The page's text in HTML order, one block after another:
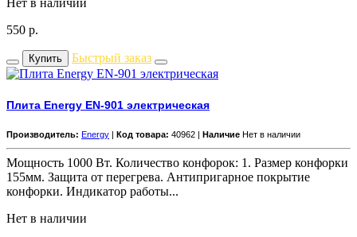
Нет в наличии
550 р.
Купить Быстрый заказ
Плита Energy EN-901 электрическая
Производитель: Energy | Код товара: 40962 | Наличие Нет в наличии
Мощность 1000 Вт. Количество конфорок: 1. Размер конфорки
155мм. Защита от перегрева. Антипригарное покрытие
конфорки. Индикатор работы...
Нет в наличии